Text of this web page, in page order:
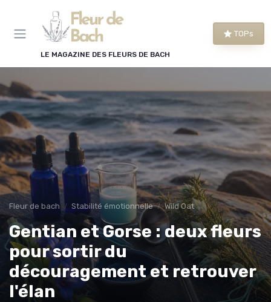
LE MAGAZINE DES FLEURS DE BACH
TOPs
Fleur de bach Stabilité émotionnelle Wild Oat
Gentian et Gorse : deux fleurs
pour sortir du
découragement et retrouver
l'élan